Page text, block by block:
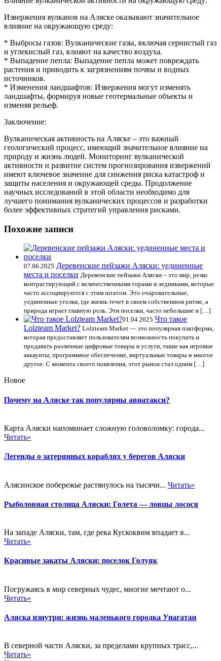
Извержения вулканов на Аляске оказывают значительное
влияние на окружающую среду:
* Выбросы газов: Вулканические газы, включая сернистый газ
и углекислый газ, влияют на качество воздуха.
* Выпадение пепла: Выпадение пепла может повреждать
растения и приводить к загрязнениям почвы и водных
источников.
* Изменения ландшафтов: Извержения могут изменять
ландшафты, формируя новые геотермальные объекты и
изменяя рельеф.
Заключение:
Вулканическая активность на Аляске – это важный
геологический процесс, имеющий значительное влияние на
природу и жизнь людей. Мониторинг вулканической
активности и развитие систем прогнозирования извержений
имеют ключевое значение для снижения риска катастроф и
защиты населения и окружающей среды. Продолжение
научных исследований в этой области необходимо для
лучшего понимания вулканических процессов и разработки
более эффективных стратегий управления рисками.
Похожие записи
07.06.2025 Деревенские пейзажи Аляски: уединенные
места и поселки Деревенские пейзажи Аляски – это мир, резко
контрастирующий с величественными горами и ледниками, которые
часто ассоциируются с этим штатом. Это очаровательные,
уединенные уголки, где жизнь течет в своем собственном ритме, а
природа играет главную роль. Эти поселки, часто небольшие и […]
01.04.2025 Что такое
Lolzteam Market? Lolzteam Market — это популярная платформа,
которая предоставляет пользователям возможность покупать и
продавать различные цифровые товары и услуги, такие как игровые
аккаунты, программное обеспечение, виртуальные товары и многое
другое. С момента своего появления, этот рынок стал одним […]
Новое
Почему на Аляске так популярны авиатакси?
Карта Аляски напоминает сложную головоломку: города...
Читать»
Легенды о затерянных кораблях у берегов Аляски
Алясинское побережье растянулось на тысячи... Читать»
Рыболовная столица Аляски: Голета — ловцы лосося
На западе Аляски, там, где река Кускоквим впадает в...
Читать»
Красивые закаты Аляски: поселок Голуяк
Погружаясь в мир северных чудес, многие мечтают о...
Читать»
Аляска изнутри: жизнь маленького городка Унагатан
В северной части Аляски, за пределами крупных трасс,...
Читать»